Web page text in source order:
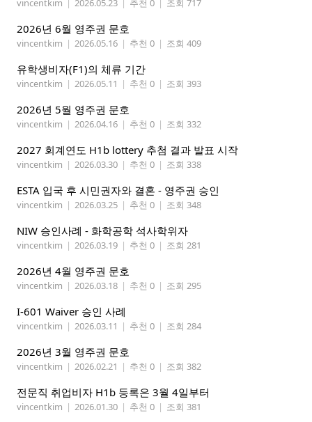
2026년 6월 영주권 문호
vincentkim | 2026.05.16 | 추천 0 | 조회 409
유학생비자(F1)의 체류 기간
vincentkim | 2026.05.11 | 추천 0 | 조회 393
2026년 5월 영주권 문호
vincentkim | 2026.04.16 | 추천 0 | 조회 332
2027 회계연도 H1b lottery 추첨 결과 발표 시작
vincentkim | 2026.03.30 | 추천 0 | 조회 338
ESTA 입국 후 시민권자와 결혼 - 영주권 승인
vincentkim | 2026.03.25 | 추천 0 | 조회 348
NIW 승인사례 - 화학공학 석사학위자
vincentkim | 2026.03.19 | 추천 0 | 조회 281
2026년 4월 영주권 문호
vincentkim | 2026.03.18 | 추천 0 | 조회 295
I-601 Waiver 승인 사례
vincentkim | 2026.03.11 | 추천 0 | 조회 284
2026년 3월 영주권 문호
vincentkim | 2026.02.21 | 추천 0 | 조회 382
전문직 취업비자 H1b 등록은 3월 4일부터
vincentkim | 2026.01.30 | 추천 0 | 조회 381